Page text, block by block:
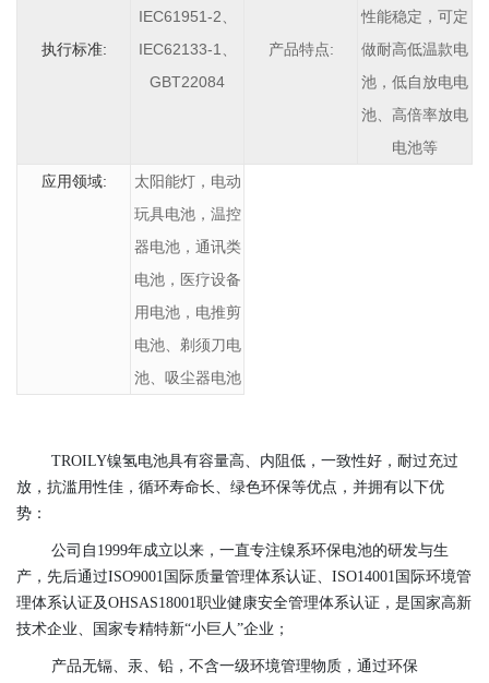
执行标准:
IEC61951-2、
IEC62133-1、
GBT22084
产品特点:
性能稳定，可定
做耐高低温款电
池，低自放电电
池、高倍率放电
电池等
应用领域:
太阳能灯，电动
玩具电池，温控
器电池，通讯类
电池，医疗设备
用电池，电推剪
电池、剃须刀电
池、吸尘器电池
TROILY镍氢电池具有容量高、内阻低，一致性好，耐过充过
放，抗滥用性佳，循环寿命长、绿色环保等优点，并拥有以下优
势：
公司自1999年成立以来，一直专注镍系环保电池的研发与生
产 ，先后通过ISO9001国际质量管理体系认证、ISO14001国际环境管
理体系认证及OHSAS18001职业健康安全管理体系认证，是国家高新
技术企业、国家专精特新“小巨人”企业；
产品无镉、汞、铅，不含一级环境管理物质，通过环保